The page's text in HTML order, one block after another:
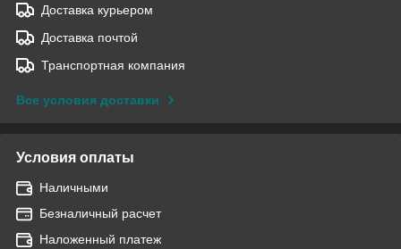
Доставка курьером
Доставка почтой
Транспортная компания
Все условия доставки
Условия оплаты
Наличными
Безналичный расчет
Наложенный платеж